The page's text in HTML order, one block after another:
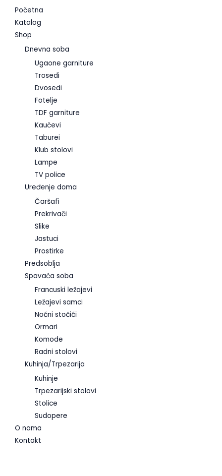
Početna
Katalog
Shop
Dnevna soba
Ugaone garniture
Trosedi
Dvosedi
Fotelje
TDF garniture
Kaučevi
Taburei
Klub stolovi
Lampe
TV police
Uređenje doma
Čaršafi
Prekrivači
Slike
Jastuci
Prostirke
Predsoblja
Spavaća soba
Francuski ležajevi
Ležajevi samci
Noćni stočići
Ormari
Komode
Radni stolovi
Kuhinja/Trpezarija
Kuhinje
Trpezarijski stolovi
Stolice
Sudopere
O nama
Kontakt